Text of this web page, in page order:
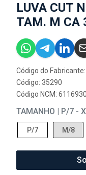
LUVA CUT
TAM. M CA
Código do
Código: 35290
Código NCM:
TAMANHO | P/7 -
P/7 M/8